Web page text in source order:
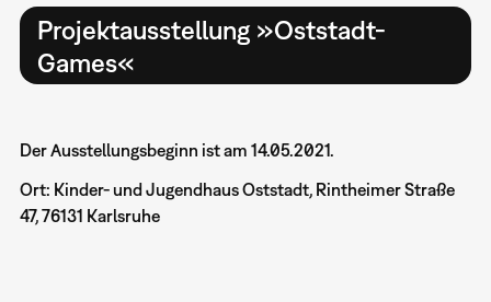
Projektausstellung »Oststadt-
Games«
Der Ausstellungsbeginn ist am 14.05.2021.
Ort: Kinder- und Jugendhaus Oststadt, Rintheimer Straße
47, 76131 Karlsruhe